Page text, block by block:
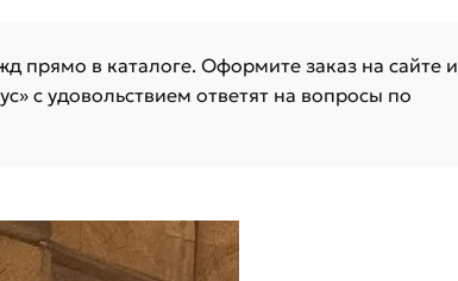
прямо в каталоге. Оформите заказ на сайте и
с удовольствием ответят на вопросы по